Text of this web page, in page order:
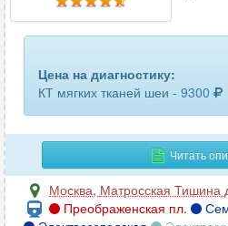
Цена на диагностику:
КТ мягких тканей шеи - 9300
Читать
Москва, Матросская Тишина
Преображенская пл.